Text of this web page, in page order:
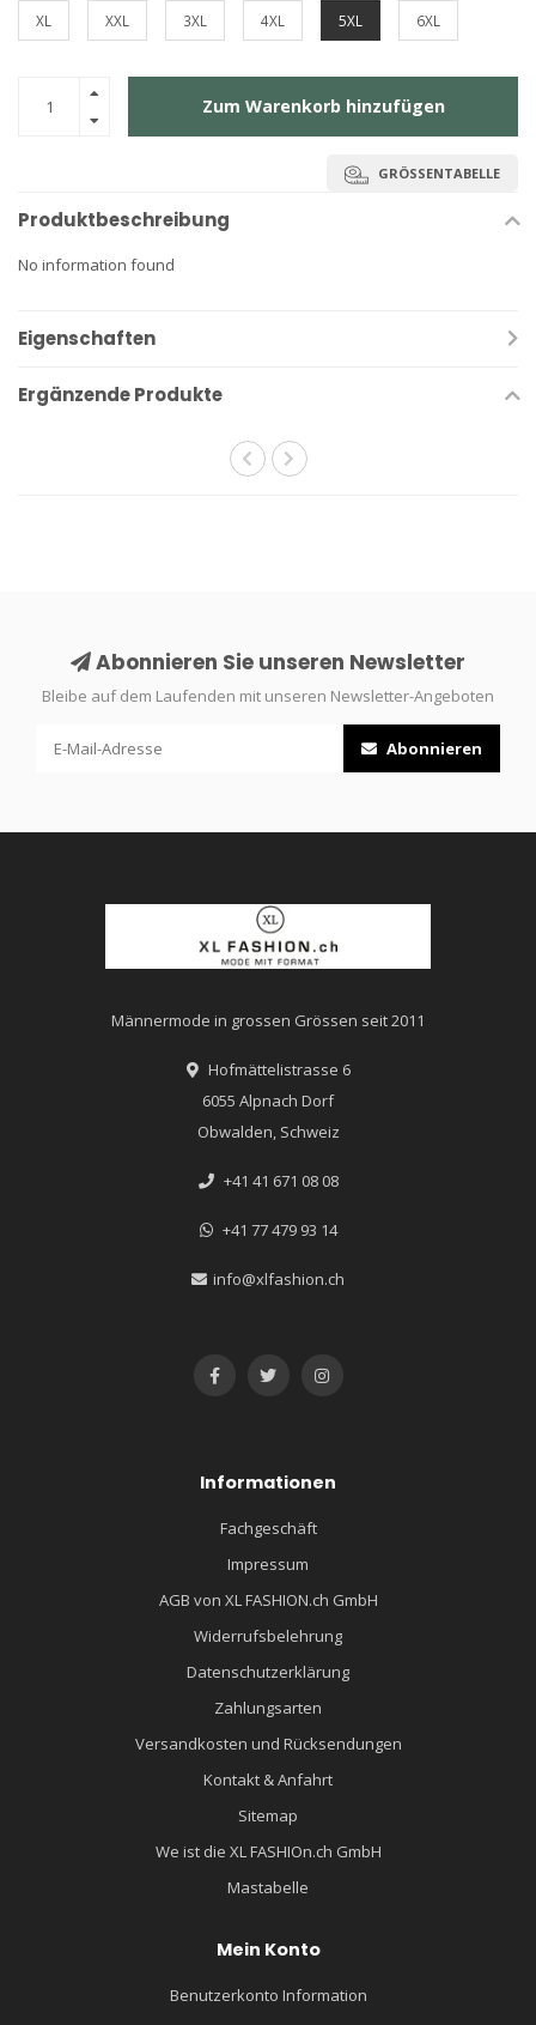
XL XXL 3XL 4XL 5XL 6XL
Zum Warenkorb hinzufügen
GRÖSSENTABELLE
Produktbeschreibung
No information found
Eigenschaften
Ergänzende Produkte
Abonnieren Sie unseren Newsletter
Bleibe auf dem Laufenden mit unseren Newsletter-Angeboten
Abonnieren
Männermode in grossen Grössen seit 2011
Hofmättelistrasse 6
6055 Alpnach Dorf
Obwalden, Schweiz
+41 41 671 08 08
+41 77 479 93 14
info@xlfashion.ch
Informationen
Fachgeschäft
Impressum
AGB von XL FASHION.ch GmbH
Widerrufsbelehrung
Datenschutzerklärung
Zahlungsarten
Versandkosten und Rücksendungen
Kontakt & Anfahrt
Sitemap
We ist die XL FASHIOn.ch GmbH
Mastabelle
Mein Konto
Benutzerkonto Information